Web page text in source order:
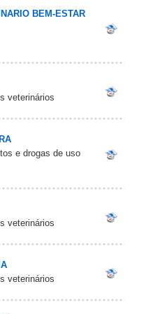
BEM-ESTAR
veterinários
e drogas de uso
veterinários
veterinários